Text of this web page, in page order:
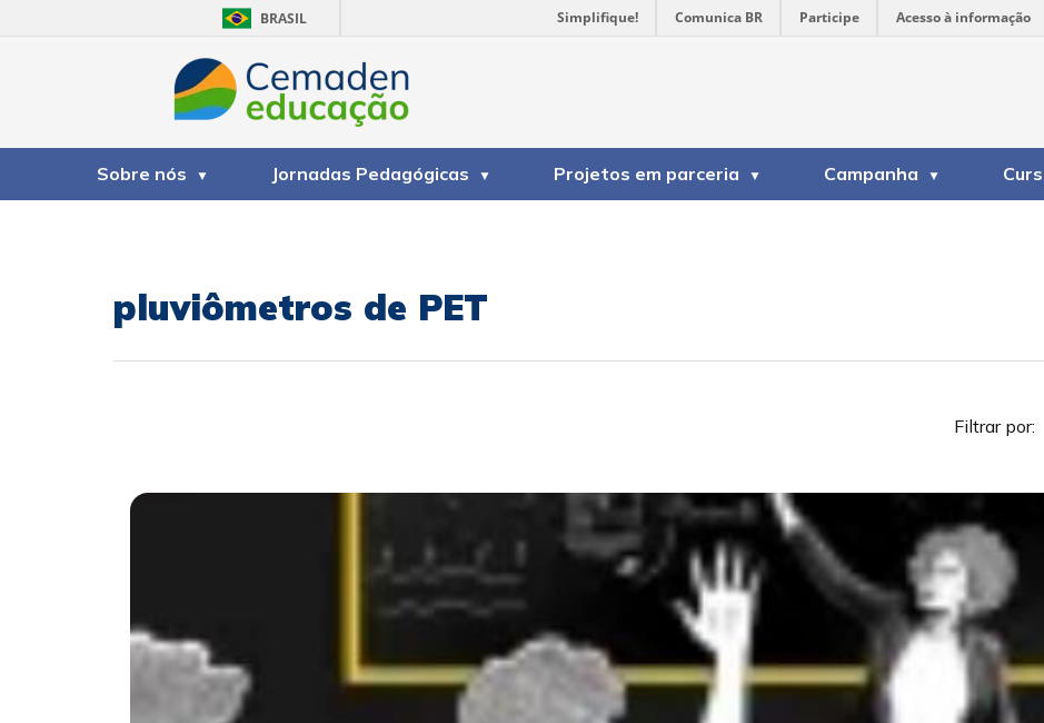
BRASIL Simplifique! Comunica BR Participe Acesso à informação
Sobre nós Jornadas Pedagógicas Projetos em parceria Campanha
pluviômetros de PET
Filtrar por: